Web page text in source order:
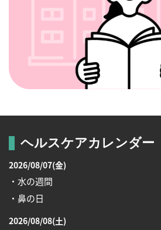
ヘルスケアカレンダー
2026/08/07(金)
・水の週間
・鼻の日
2026/08/08(土)